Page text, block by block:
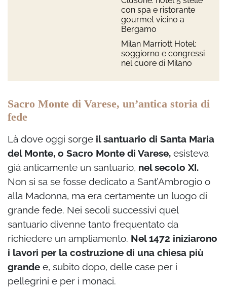
con spa e ristorante
gourmet vicino a
Bergamo
Milan Marriott Hotel:
soggiorno e congressi
nel cuore di Milano
Sacro Monte di Varese, un’antica storia di
fede
Là dove oggi sorge il santuario di Santa Maria
del Monte, o Sacro Monte di Varese, esisteva
già anticamente un santuario, nel secolo XI.
Non si sa se fosse dedicato a Sant’Ambrogio o
alla Madonna, ma era certamente un luogo di
grande fede. Nei secoli successivi quel
santuario divenne tanto frequentato da
richiedere un ampliamento. Nel 1472 iniziarono
i lavori per la costruzione di una chiesa più
grande e, subito dopo, delle case per i
pellegrini e per i monaci.